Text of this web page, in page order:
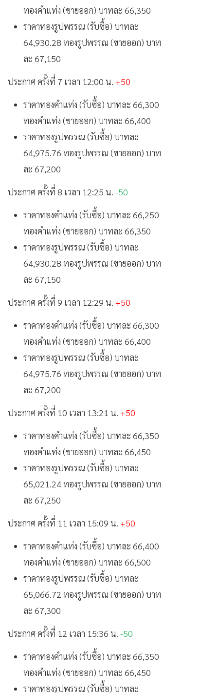
ทองคำแท่ง (ขายออก) บาทละ 66,350
ราคาทองรูปพรรณ (รับซื้อ) บาทละ
64,930.28 ทองรูปพรรณ (ขายออก) บาท
ละ 67,150
ประกาศ ครั้งที่ 7 เวลา 12:00 น. +50
ราคาทองคำแท่ง (รับซื้อ) บาทละ 66,300
ทองคำแท่ง (ขายออก) บาทละ 66,400
ราคาทองรูปพรรณ (รับซื้อ) บาทละ
64,975.76 ทองรูปพรรณ (ขายออก) บาท
ละ 67,200
ประกาศ ครั้งที่ 8 เวลา 12:25 น. -50
ราคาทองคำแท่ง (รับซื้อ) บาทละ 66,250
ทองคำแท่ง (ขายออก) บาทละ 66,350
ราคาทองรูปพรรณ (รับซื้อ) บาทละ
64,930.28 ทองรูปพรรณ (ขายออก) บาท
ละ 67,150
ประกาศ ครั้งที่ 9 เวลา 12:29 น. +50
ราคาทองคำแท่ง (รับซื้อ) บาทละ 66,300
ทองคำแท่ง (ขายออก) บาทละ 66,400
ราคาทองรูปพรรณ (รับซื้อ) บาทละ
64,975.76 ทองรูปพรรณ (ขายออก) บาท
ละ 67,200
ประกาศ ครั้งที่ 10 เวลา 13:21 น. +50
ราคาทองคำแท่ง (รับซื้อ) บาทละ 66,350
ทองคำแท่ง (ขายออก) บาทละ 66,450
ราคาทองรูปพรรณ (รับซื้อ) บาทละ
65,021.24 ทองรูปพรรณ (ขายออก) บาท
ละ 67,250
ประกาศ ครั้งที่ 11 เวลา 15:09 น. +50
ราคาทองคำแท่ง (รับซื้อ) บาทละ 66,400
ทองคำแท่ง (ขายออก) บาทละ 66,500
ราคาทองรูปพรรณ (รับซื้อ) บาทละ
65,066.72 ทองรูปพรรณ (ขายออก) บาท
ละ 67,300
ประกาศ ครั้งที่ 12 เวลา 15:36 น. -50
ราคาทองคำแท่ง (รับซื้อ) บาทละ 66,350
ทองคำแท่ง (ขายออก) บาทละ 66,450
ราคาทองรูปพรรณ (รับซื้อ) บาทละ